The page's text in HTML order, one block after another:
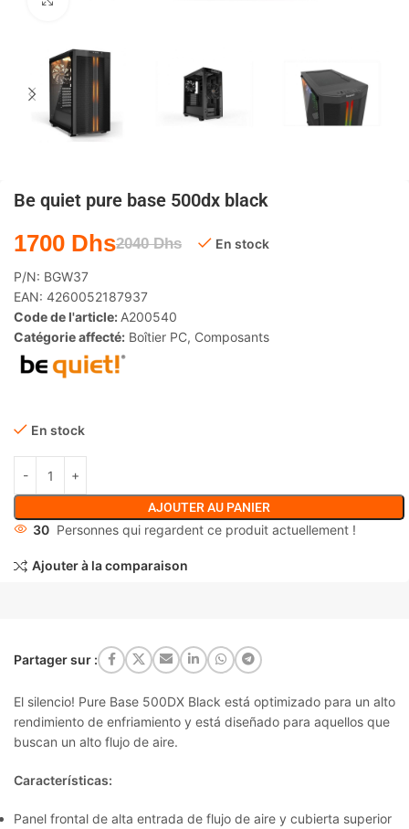
Be quiet pure base 500dx black
2040Dhs
1700 Dhs En stock
P/N: BGW37
EAN: 4260052187937
Code de l'article: A200540
Catégorie affecté: Boîtier PC, Composants
En stock
AJOUTER AU PANIER
30 Personnes qui regardent ce produit actuellement !
Ajouter à la comparaison
Partager sur :
El silencio! Pure Base 500DX Black está optimizado para un alto
rendimiento de enfriamiento y está diseñado para aquellos que
buscan un alto flujo de aire.
Características:
Panel frontal de alta entrada de flujo de aire y cubierta superior